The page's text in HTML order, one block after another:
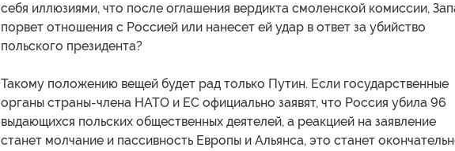
себя иллюзиями, что после оглашения вердикта смоленской комиссии,
порвет отношения с Россией или нанесет ей удар в ответ за убийство
польского президента?
Такому положению вещей будет рад только Путин. Если государственные
органы страны-члена НАТО и ЕС официально заявят, что Россия убила 96
выдающихся польских общественных деятелей, а реакцией на заявление
станет молчание и пассивность Европы и Альянса, это станет